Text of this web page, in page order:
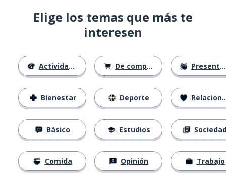
Elige los temas que más te
interesen
Actividades
Bienestar
Básico
Comida
De compras
Deporte
Estudios
Opinión
Presentación
Relaciones
Trabajo